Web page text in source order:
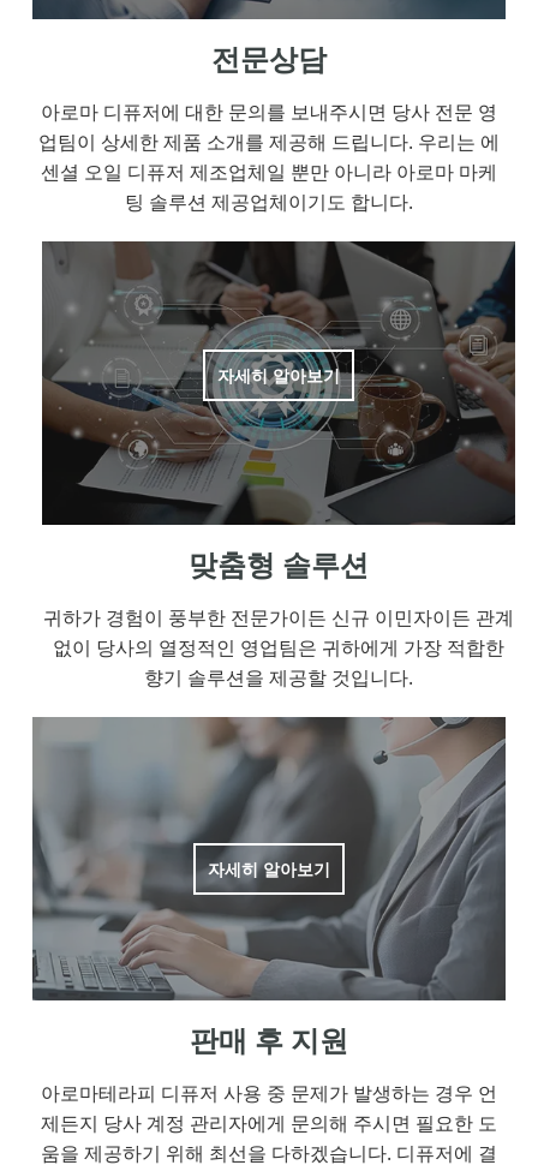
전문상담
아로마 디퓨저에 대한 문의를 보내주시면 당사 전문 영
업팀이 상세한 제품 소개를 제공해 드립니다. 우리는 에
센셜 오일 디퓨저 제조업체일 뿐만 아니라 아로마 마케
팅 솔루션 제공업체이기도 합니다.
자세히 알아보기
맞춤형 솔루션
귀하가 경험이 풍부한 전문가이든 신규 이민자이든 관계
없이 당사의 열정적인 영업팀은 귀하에게 가장 적합한
향기 솔루션을 제공할 것입니다.
자세히 알아보기
판매 후 지원
아로마테라피 디퓨저 사용 중 문제가 발생하는 경우 언
제든지 당사 계정 관리자에게 문의해 주시면 필요한 도
움을 제공하기 위해 최선을 다하겠습니다. 디퓨저에 결